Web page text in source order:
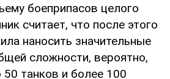
боеприпасов целого
считает, что после этого
наносить значительные
сложности, вероятно,
танков и более 100